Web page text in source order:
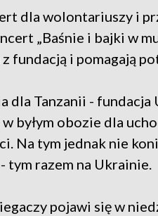
dla wolontariuszy i
„Baśnie i bajki w
fundacją i pomagają
dla Tanzanii - fundacja
w byłym obozie dla
Na tym jednak nie
tym razem na Ukrainie.
pojawi się w